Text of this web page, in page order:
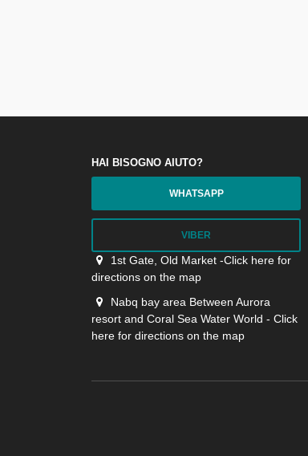
HAI BISOGNO AIUTO?
WHATSAPP
VIBER
1st Gate, Old Market -Click here for
directions on the map
Nabq bay area Between Aurora
resort and Coral Sea Water World - Click
here for directions on the map